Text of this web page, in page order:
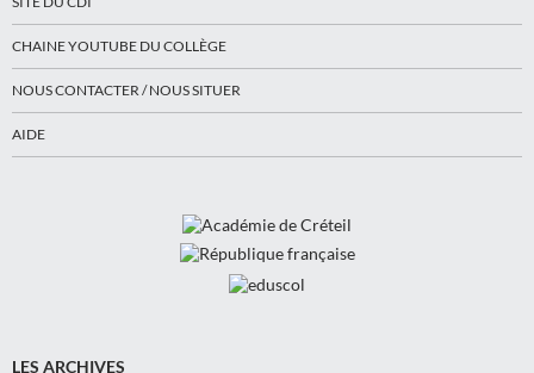
CHAINE YOUTUBE DU COLLÈGE
NOUS CONTACTER / NOUS SITUER
AIDE
LES ARCHIVES